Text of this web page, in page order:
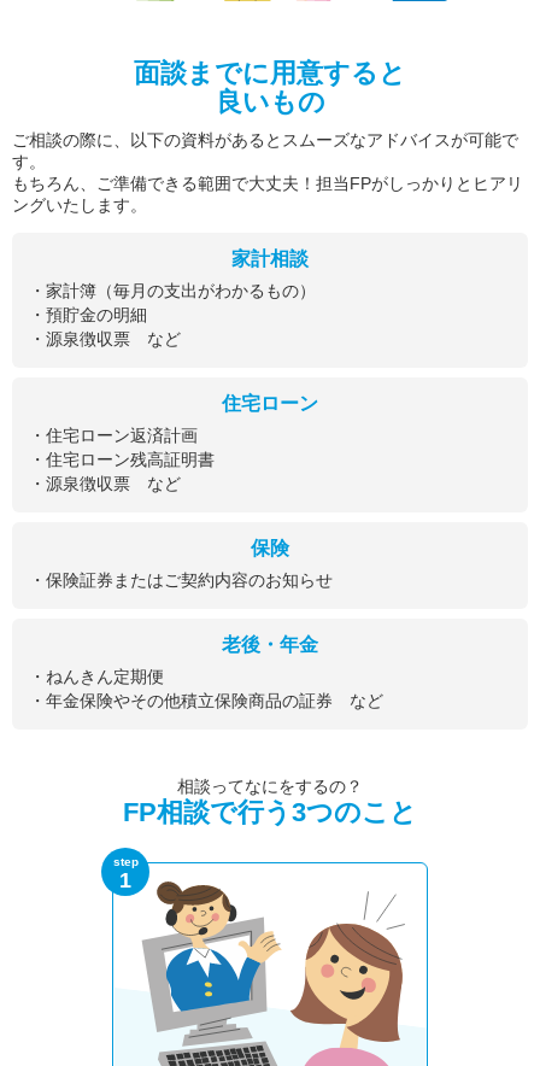
面談までに用意すると
良いもの
ご相談の際に、以下の資料があるとスムーズなアドバイスが可能で
す。
もちろん、ご準備できる範囲で大丈夫！担当FPがしっかりとヒアリ
ングいたします。
家計相談
・家計簿（毎月の支出がわかるもの）
・預貯金の明細
・源泉徴収票 など
住宅ローン
・住宅ローン返済計画
・住宅ローン残高証明書
・源泉徴収票 など
保険
・保険証券またはご契約内容のお知らせ
老後・年金
・ねんきん定期便
・年金保険やその他積立保険商品の証券 など
相談ってなにをするの？
FP相談で行う3つのこと
step
1